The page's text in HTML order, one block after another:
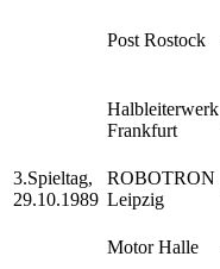
Post Rostock
Halbleiterwerk
Frankfurt
3.Spieltag,
29.10.1989
ROBOTRON
Leipzig
Motor Halle